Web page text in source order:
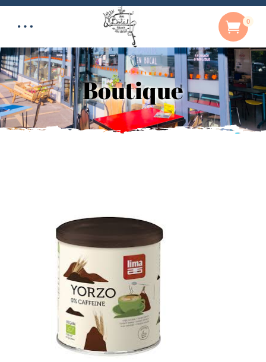
0
Boutique